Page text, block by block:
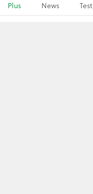
Plus News Test